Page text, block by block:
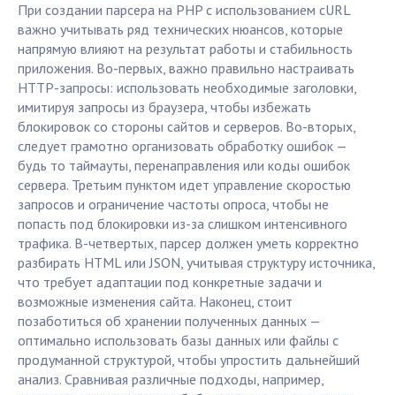
При создании парсера на PHP с использованием cURL
важно учитывать ряд технических нюансов, которые
напрямую влияют на результат работы и стабильность
приложения. Во-первых, важно правильно настраивать
HTTP-запросы: использовать необходимые заголовки,
имитируя запросы из браузера, чтобы избежать
блокировок со стороны сайтов и серверов. Во-вторых,
следует грамотно организовать обработку ошибок —
будь то таймауты, перенаправления или коды ошибок
сервера. Третьим пунктом идет управление скоростью
запросов и ограничение частоты опроса, чтобы не
попасть под блокировки из-за слишком интенсивного
трафика. В-четвертых, парсер должен уметь корректно
разбирать HTML или JSON, учитывая структуру источника,
что требует адаптации под конкретные задачи и
возможные изменения сайта. Наконец, стоит
позаботиться об хранении полученных данных —
оптимально использовать базы данных или файлы с
продуманной структурой, чтобы упростить дальнейший
анализ. Сравнивая различные подходы, например,